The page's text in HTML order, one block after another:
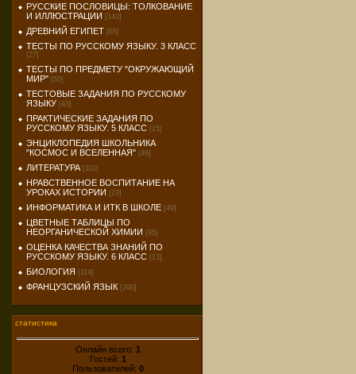
РУССКИЕ ПОСЛОВИЦЫ: ТОЛКОВАНИЕ
И ИЛЛЮСТРАЦИИ [143]
ДРЕВНИЙ ЕГИПЕТ [65]
ТЕСТЫ ПО РУССКОМУ ЯЗЫКУ. 3 КЛАСС
[27]
ТЕСТЫ ПО ПРЕДМЕТУ "ОКРУЖАЮЩИЙ
МИР" [50]
ТЕСТОВЫЕ ЗАДАНИЯ ПО РУССКОМУ
ЯЗЫКУ [43]
ПРАКТИЧЕСКИЕ ЗАДАНИЯ ПО
РУССКОМУ ЯЗЫКУ. 5 КЛАСС [15]
ЭНЦИКЛОПЕДИЯ ШКОЛЬНИКА
"КОСМОС И ВСЕЛЕННАЯ" [46]
ЛИТЕРАТУРА [110]
НРАВСТВЕННОЕ ВОСПИТАНИЕ НА
УРОКАХ ИСТОРИИ [23]
ИНФОРМАТИКА И ИТК В ШКОЛЕ [49]
ЦВЕТНЫЕ ТАБЛИЦЫ ПО
НЕОРГАНИЧЕСКОЙ ХИМИИ [95]
ОЦЕНКА КАЧЕСТВА ЗНАНИЙ ПО
РУССКОМУ ЯЗЫКУ. 6 КЛАСС [13]
БИОЛОГИЯ [114]
ФРАНЦУЗСКИЙ ЯЗЫК [200]
статистика
Онлайн всего: 1
Гостей: 1
Пользователей: 0